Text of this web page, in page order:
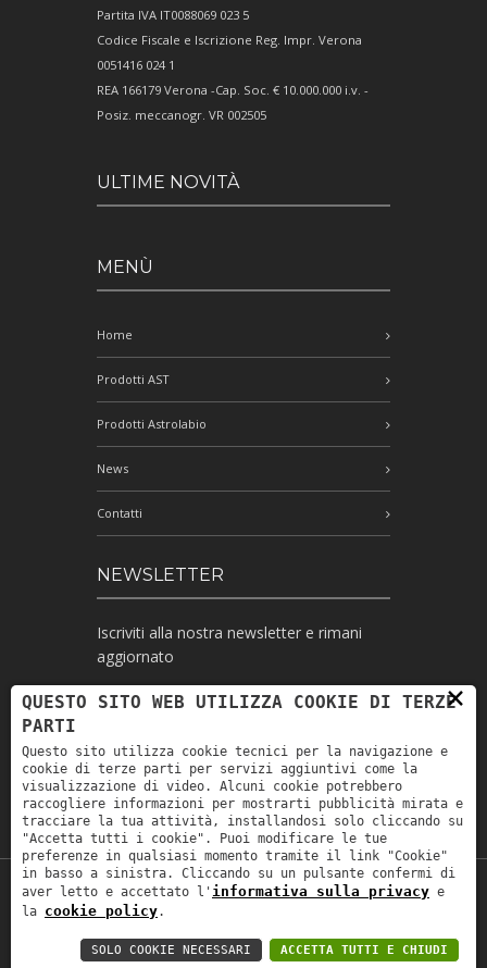
Partita IVA IT0088069 023 5
Codice Fiscale e Iscrizione Reg. Impr. Verona
0051416 024 1
REA 166179 Verona -Cap. Soc. € 10.000.000 i.v. -
Posiz. meccanogr. VR 002505
ULTIME NOVITÀ
MENÙ
Home
Prodotti AST
Prodotti Astrolabio
News
Contatti
NEWSLETTER
Iscriviti alla nostra newsletter e rimani
aggiornato
Ho letto l'informativa e autorizzo il
trattamento dei miei dati personali per le
finalità ivi indicate *
Copyright © 2019Astrolabio. P.IVA:
Privacy policy-Privacy policy B2B -Area
×
QUESTO SITO WEB UTILIZZA COOKIE DI TERZE
PARTI
Questo sito utilizza cookie tecnici per la navigazione e
cookie di terze parti per servizi aggiuntivi come la
visualizzazione di video. Alcuni cookie potrebbero
raccogliere informazioni per mostrarti pubblicità mirata e
tracciare la tua attività, installandosi solo cliccando su
"Accetta tutti i cookie". Puoi modificare le tue
preferenze in qualsiasi momento tramite il link "Cookie"
in basso a sinistra. Cliccando su un pulsante confermi di
aver letto e accettato l' informativa sulla privacy e
la cookie policy.
ACCETTA TUTTI E CHIUDI
SOLO COOKIE NECESSARI